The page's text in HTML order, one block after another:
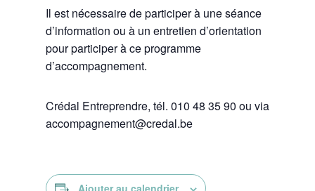
Il est nécessaire de participer à une séance
d’information ou à un entretien d’orientation
pour participer à ce programme
d’accompagnement.
Crédal Entreprendre, tél. 010 48 35 90 ou via
accompagnement@credal.be
Ajouter au calendrier